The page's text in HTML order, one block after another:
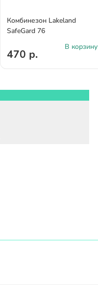
Комбинезон Lakeland
SafeGard 76
470 р.
В корзину